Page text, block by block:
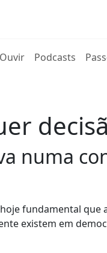
Ouvir(current)
Podcasts
numa
fundamental que
existem em